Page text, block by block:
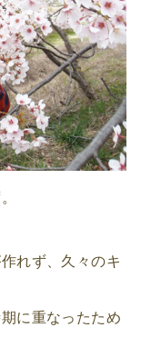
れず、久々のキ
に重なったため